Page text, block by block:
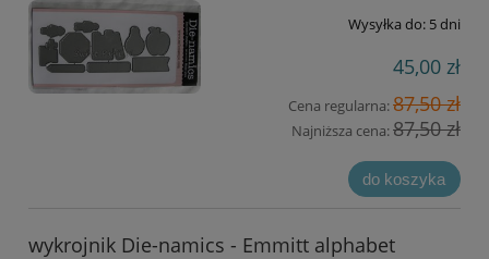
Wysyłka do: 5 dni
45,00 zł
Cena regularna:87,50 zł
Najniższa cena:87,50 zł
do koszyka
wykrojnik Die-namics - Emmitt alphabet